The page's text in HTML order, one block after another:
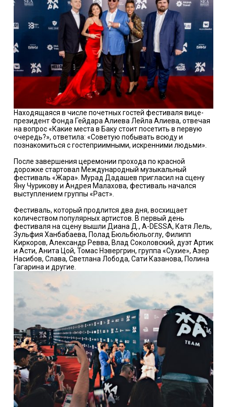
Находящаяся в числе почетных гостей фестиваля вице-
президент Фонда Гейдара Алиева Лейла Алиева, отвечая
на вопрос «Какие места в Баку стоит посетить в первую
очередь?», ответила: «Советую побывать всюду и
познакомиться с гостеприимными, искренними людьми».
После завершения церемонии прохода по красной
дорожке стартовал Международный музыкальный
фестиваль «Жара». Мурад Дадашев пригласил на сцену
Яну Чурикову и Андрея Малахова, фестиваль начался
выступлением группы «Раст».
Фестиваль, который продлится два дня, восхищает
количеством популярных артистов. В первый день
фестиваля на сцену вышли Диана Д., A-DESSA, Катя Лель,
Зульфия Ханбабаева, Полад Бюльбюльоглу, Филипп
Киркоров, Александр Ревва, Влад Соколовский, дуэт Артик
и Асти, Анита Цой, Томас Нэвергрин, группа «Сухие», Азер
Насибов, Слава, Светлана Лобода, Сати Казанова, Полина
Гагарина и другие.